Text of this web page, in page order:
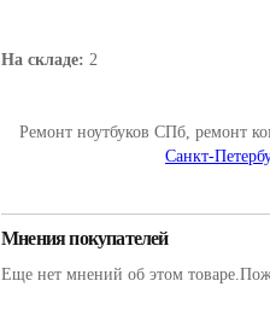
На складе: 2
Ремонт ноутбуков СПб, ремонт
Санкт-
Мнения покупателей
Еще нет мнений об этом